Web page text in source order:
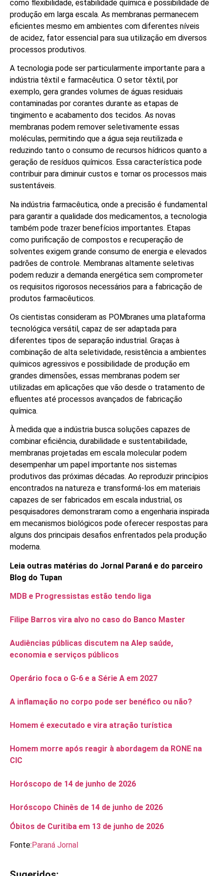
como flexibilidade, estabilidade química e possibilidade de
produção em larga escala. As membranas permanecem
eficientes mesmo em ambientes com diferentes níveis
de acidez, fator essencial para sua utilização em diversos
processos produtivos.
A tecnologia pode ser particularmente importante para a
indústria têxtil e farmacêutica. O setor têxtil, por
exemplo, gera grandes volumes de águas residuais
contaminadas por corantes durante as etapas de
tingimento e acabamento dos tecidos. As novas
membranas podem remover seletivamente essas
moléculas, permitindo que a água seja reutilizada e
reduzindo tanto o consumo de recursos hídricos quanto a
geração de resíduos químicos. Essa característica pode
contribuir para diminuir custos e tornar os processos mais
sustentáveis.
Na indústria farmacêutica, onde a precisão é fundamental
para garantir a qualidade dos medicamentos, a tecnologia
também pode trazer benefícios importantes. Etapas
como purificação de compostos e recuperação de
solventes exigem grande consumo de energia e elevados
padrões de controle. Membranas altamente seletivas
podem reduzir a demanda energética sem comprometer
os requisitos rigorosos necessários para a fabricação de
produtos farmacêuticos.
Os cientistas consideram as POMbranes uma plataforma
tecnológica versátil, capaz de ser adaptada para
diferentes tipos de separação industrial. Graças à
combinação de alta seletividade, resistência a ambientes
químicos agressivos e possibilidade de produção em
grandes dimensões, essas membranas podem ser
utilizadas em aplicações que vão desde o tratamento de
efluentes até processos avançados de fabricação
química.
À medida que a indústria busca soluções capazes de
combinar eficiência, durabilidade e sustentabilidade,
membranas projetadas em escala molecular podem
desempenhar um papel importante nos sistemas
produtivos das próximas décadas. Ao reproduzir princípios
encontrados na natureza e transformá-los em materiais
capazes de ser fabricados em escala industrial, os
pesquisadores demonstraram como a engenharia inspirada
em mecanismos biológicos pode oferecer respostas para
alguns dos principais desafios enfrentados pela produção
moderna.
Leia outras matérias do Jornal Paraná e do parceiro
Blog do Tupan
MDB e Progressistas estão tendo liga
Filipe Barros vira alvo no caso do Banco Master
Audiências públicas discutem na Alep saúde,
economia e serviços públicos
Operário foca o G-6 e a Série A em 2027
A inflamação no corpo pode ser benéfico ou não?
Homem é executado e vira atração turística
Homem morre após reagir à abordagem da RONE na
CIC
Horóscopo de 14 de junho de 2026
Horóscopo Chinês de 14 de junho de 2026
Óbitos de Curitiba em 13 de junho de 2026
Fonte:Paraná Jornal